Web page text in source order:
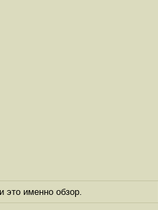
это именно обзор.